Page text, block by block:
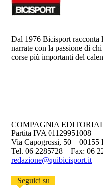
Dal 1976 Bicisport racconta
narrate con la passione di
corse più importanti del
COMPAGNIA
Partita IVA 01129951008
Via Capogrossi, 50 – 00155
Tel. 06 2285728 – Fax: 06
redazione@quibicisport.it
Seguici su